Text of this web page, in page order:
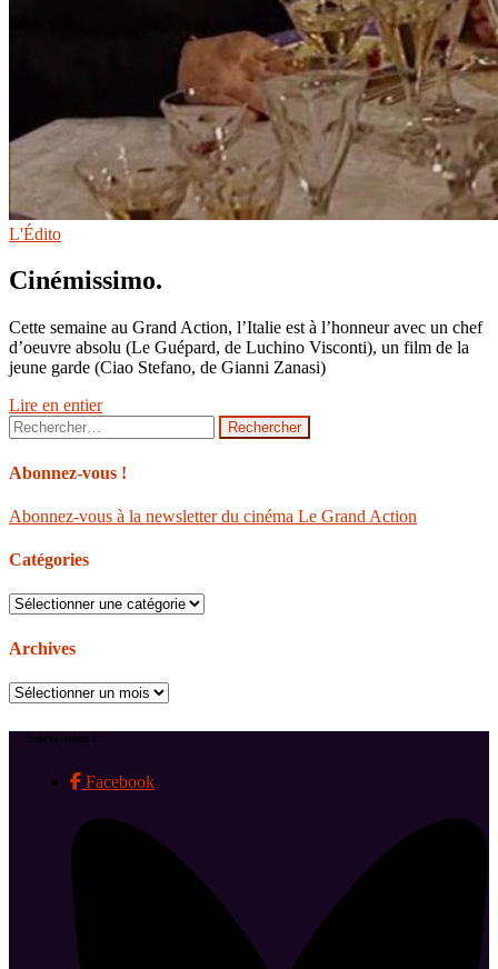
L'Édito
Cinémissimo.
Cette semaine au Grand Action, l’Italie est à l’honneur avec un chef
d’oeuvre absolu (Le Guépard, de Luchino Visconti), un film de la
jeune garde (Ciao Stefano, de Gianni Zanasi)
Lire en entier
Rechercher :
Abonnez-vous !
Abonnez-vous à la newsletter du cinéma Le Grand Action
Catégories
Catégories
Archives
Archives
Suivez-nous !
Facebook